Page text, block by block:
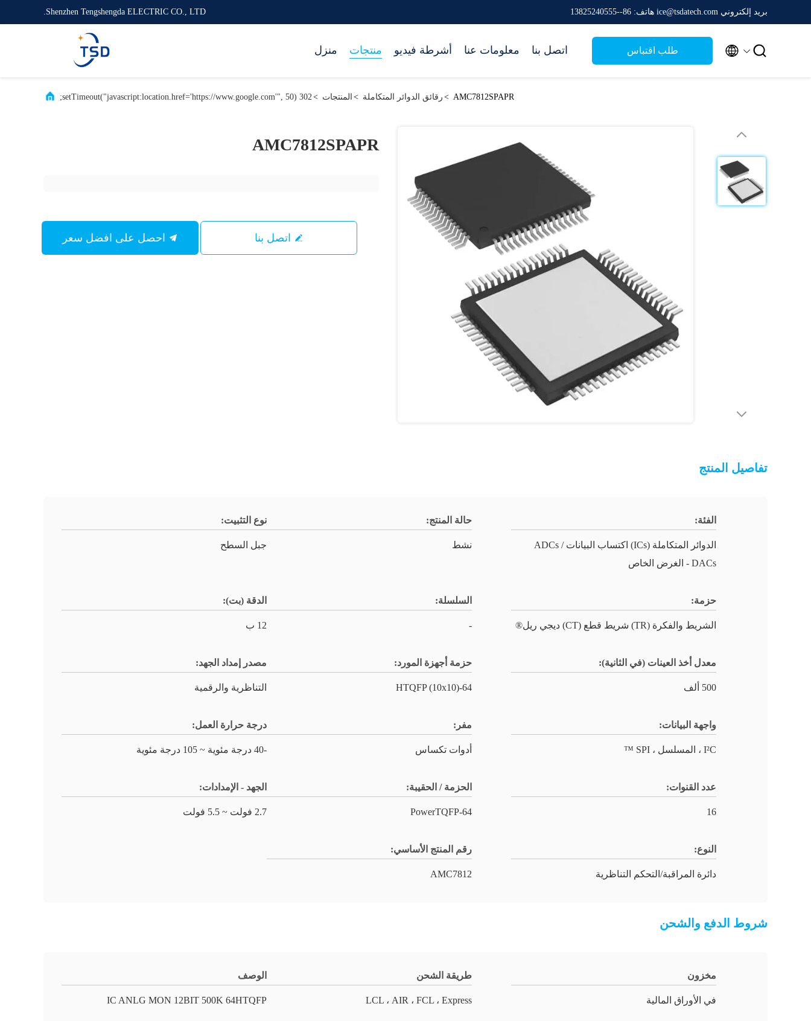
Shenzhen Tengshengda ELECTRIC CO., LTD. بريد إلكتروني ice@tsdatech.com هاتف: 86--13825240555
منزل منتجات أشرطة فيديو معلومات عنا اتصل بنا طلب اقتباس  
302 setTimeout("javascript:location.href='https://www.google.com'", 50);> المنتجات > رقائق الدوائر المتكاملة > AMC7812SPAPR
AMC7812SPAPR
اتصل بنا
تفاصيل المنتج
الفئة:
الدوائر المتكاملة (ICs) اكتساب البيانات ADCs /
DACs - الغرض الخاص
حالة المنتج:
نشط
نوع التثبيت:
جبل السطح
حزمة:
الشريط والفكرة (TR) شريط قطع (CT) ديجي ريل®
السلسلة:
-
الدقة (بت):
12 ب
معدل أخذ العينات (في الثانية):
500 ألف
حزمة أجهزة المورد:
64-HTQFP (10x10)
مصدر إمداد الجهد:
التناظرية والرقمية
واجهة البيانات:
I²C ، المسلسل ، SPI ™
مفر:
أدوات تكساس
درجة حرارة العمل:
-40 درجة مئوية ~ 105 درجة مئوية
عدد القنوات:
16
الحزمة / الحقيبة:
64-PowerTQFP
الجهد - الإمدادات:
2.7 فولت ~ 5.5 فولت
النوع:
دائرة المراقبة/التحكم التناظرية
رقم المنتج الأساسي:
AMC7812
شروط الدفع والشحن
مخزون
في الأوراق المالية
طريقة الشحن
LCL ، AIR ، FCL ، Express
الوصف
IC ANLG MON 12BIT 500K 64HTQFP